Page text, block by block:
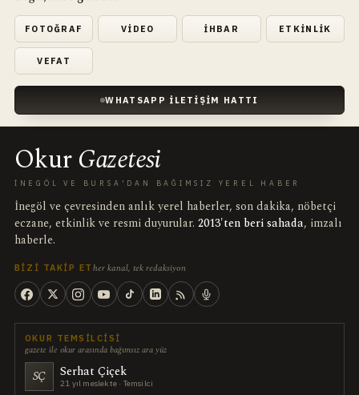
FOTOĞRAF VIDEO İHBAR ETKINLIK
VEFAT
WHATSAPP İLETIŞIM HATTI
OkurGazetesi
İNEGÖL VE BURSA'DAN BAĞIMSIZ YEREL HABER
İnegöl ve çevresinden anlık yerel haberler, son dakika, nöbetçi
eczane, etkinlik ve resmi duyurular. 2013'ten beri sahada, imzalı
haberle.
BIZI TAKIP ET her kanal, tek redaksiyon
OKUR TEMSILCISI
gazete ile okur arasında bağımsız ara yüz
SÇ Serhat Çiçek
21 yıl meslekte · Temsilci